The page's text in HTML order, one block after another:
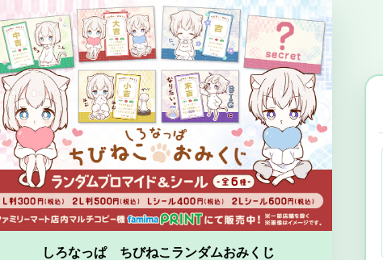
しろなっぱ ちびねこランダムおみくじ